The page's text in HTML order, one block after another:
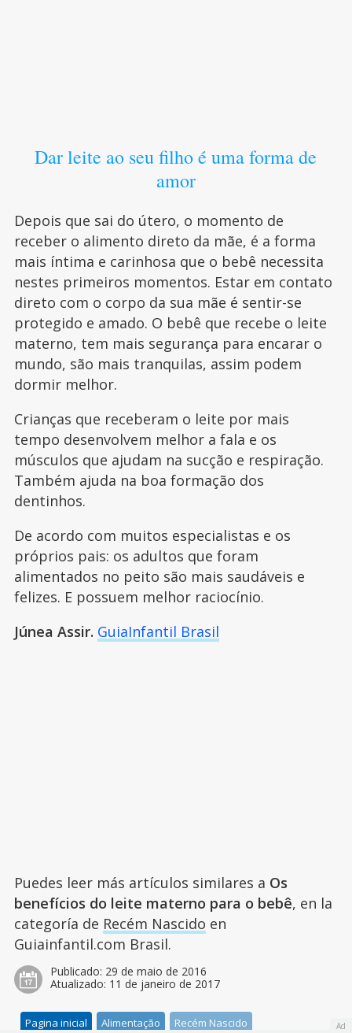
Dar leite ao seu filho é uma forma de
amor
Depois que sai do útero, o momento de
receber o alimento direto da mãe, é a forma
mais íntima e carinhosa que o bebê necessita
nestes primeiros momentos. Estar em contato
direto com o corpo da sua mãe é sentir-se
protegido e amado. O bebê que recebe o leite
materno, tem mais segurança para encarar o
mundo, são mais tranquilas, assim podem
dormir melhor.
Crianças que receberam o leite por mais
tempo desenvolvem melhor a fala e os
músculos que ajudam na sucção e respiração.
Também ajuda na boa formação dos
dentinhos.
De acordo com muitos especialistas e os
próprios pais: os adultos que foram
alimentados no peito são mais saudáveis e
felizes. E possuem melhor raciocínio.
Júnea Assir. GuiaInfantil Brasil
Puedes leer más artículos similares a Os
benefícios do leite materno para o bebê, en la
categoría de Recém Nascido en
Guiainfantil.com Brasil.
Publicado: 29 de maio de 2016
Atualizado: 11 de janeiro de 2017
Pagina inicial Alimentação Recém Nascido Ad